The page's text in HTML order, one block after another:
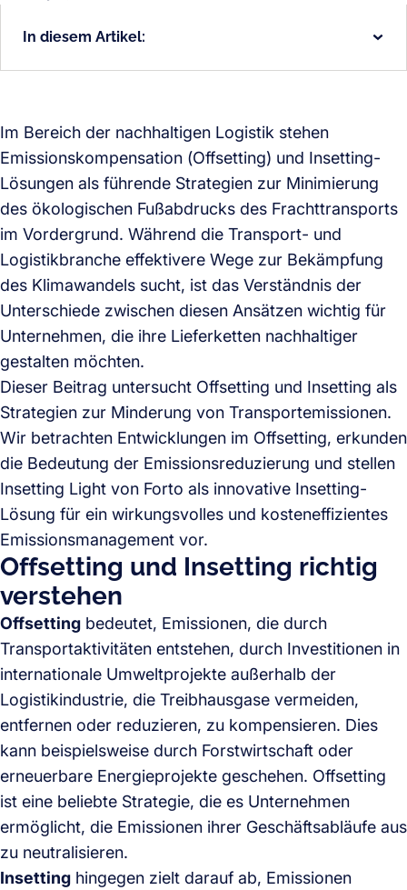
In diesem Artikel:
Im Bereich der nachhaltigen Logistik stehen
Emissionskompensation (Offsetting) und Insetting-
Lösungen als führende Strategien zur Minimierung
des ökologischen Fußabdrucks des Frachttransports
im Vordergrund. Während die Transport- und
Logistikbranche effektivere Wege zur Bekämpfung
des Klimawandels sucht, ist das Verständnis der
Unterschiede zwischen diesen Ansätzen wichtig für
Unternehmen, die ihre Lieferketten nachhaltiger
gestalten möchten.
Dieser Beitrag untersucht Offsetting und Insetting als
Strategien zur Minderung von Transportemissionen.
Wir betrachten Entwicklungen im Offsetting, erkunden
die Bedeutung der Emissionsreduzierung und stellen
Insetting Light von Forto als innovative Insetting-
Lösung für ein wirkungsvolles und kosteneffizientes
Emissionsmanagement vor.
Offsetting und Insetting richtig
verstehen
Offsetting bedeutet, Emissionen, die durch
Transportaktivitäten entstehen, durch Investitionen in
internationale Umweltprojekte außerhalb der
Logistikindustrie, die Treibhausgase vermeiden,
entfernen oder reduzieren, zu kompensieren. Dies
kann beispielsweise durch Forstwirtschaft oder
erneuerbare Energieprojekte geschehen. Offsetting
ist eine beliebte Strategie, die es Unternehmen
ermöglicht, die Emissionen ihrer Geschäftsabläufe aus
zu neutralisieren.
Insetting hingegen zielt darauf ab, Emissionen